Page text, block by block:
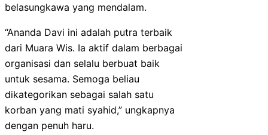
belasungkawa yang mendalam.
“Ananda Davi ini adalah putra terbaik
dari Muara Wis. Ia aktif dalam berbagai
organisasi dan selalu berbuat baik
untuk sesama. Semoga beliau
dikategorikan sebagai salah satu
korban yang mati syahid,” ungkapnya
dengan penuh haru.